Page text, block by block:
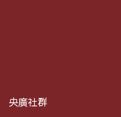
央廣社群